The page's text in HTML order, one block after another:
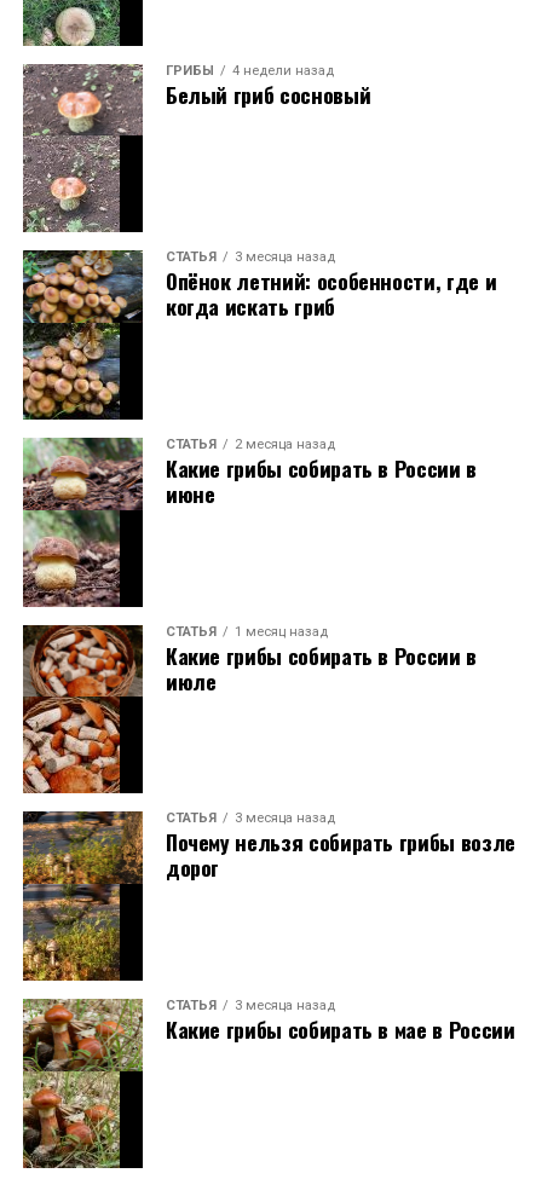
ГРИБЫ 4 недели назад
Белый гриб сосновый
СТАТЬЯ 3 месяца назад
Опёнок летний: особенности, где и
когда искать гриб
СТАТЬЯ 2 месяца назад
Какие грибы собирать в России в
июне
СТАТЬЯ 1 месяц назад
Какие грибы собирать в России в
июле
СТАТЬЯ 3 месяца назад
Почему нельзя собирать грибы возле
дорог
СТАТЬЯ 3 месяца назад
Какие грибы собирать в мае в России